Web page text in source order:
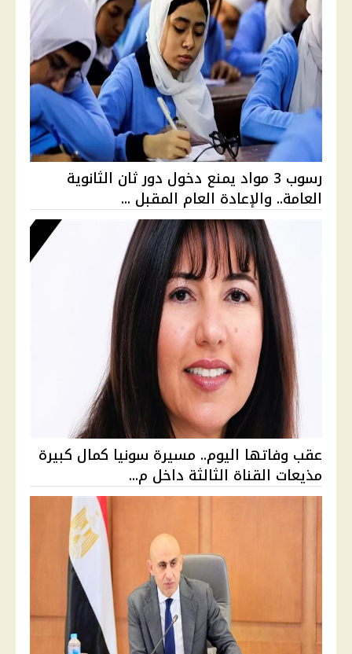
رسوب 3 مواد يمنع دخول دور ثان الثانوية
العامة.. والإعادة العام المقبل ...
عقب وفاتها اليوم.. مسيرة سونيا كمال كبيرة
مذيعات القناة الثالثة داخل م...